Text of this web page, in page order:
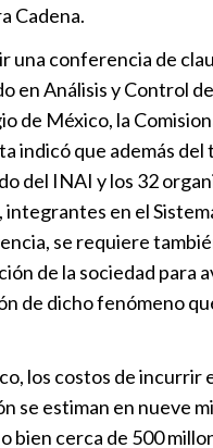
Cadena.
una conferencia de
en Análisis y Control
de México, la
indicó que además del
del INAI y los 32
integrantes en el
se requiere
de la sociedad para
de dicho fenómeno
los costos de incurrir
se estiman en nueve
bien cerca de 500